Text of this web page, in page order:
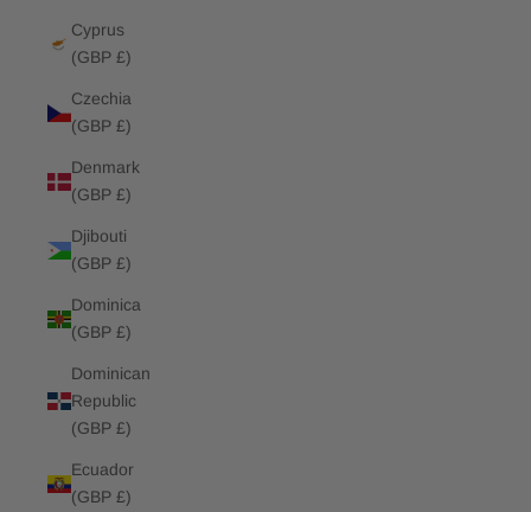
Cyprus
(GBP £)
Czechia
(GBP £)
Denmark
(GBP £)
Djibouti
(GBP £)
Dominica
(GBP £)
Dominican
Republic
(GBP £)
Ecuador
(GBP £)